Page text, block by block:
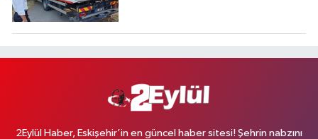
2Eylül Haber, Eskişehir’in en güncel haber sitesi! Şehrin nabzını